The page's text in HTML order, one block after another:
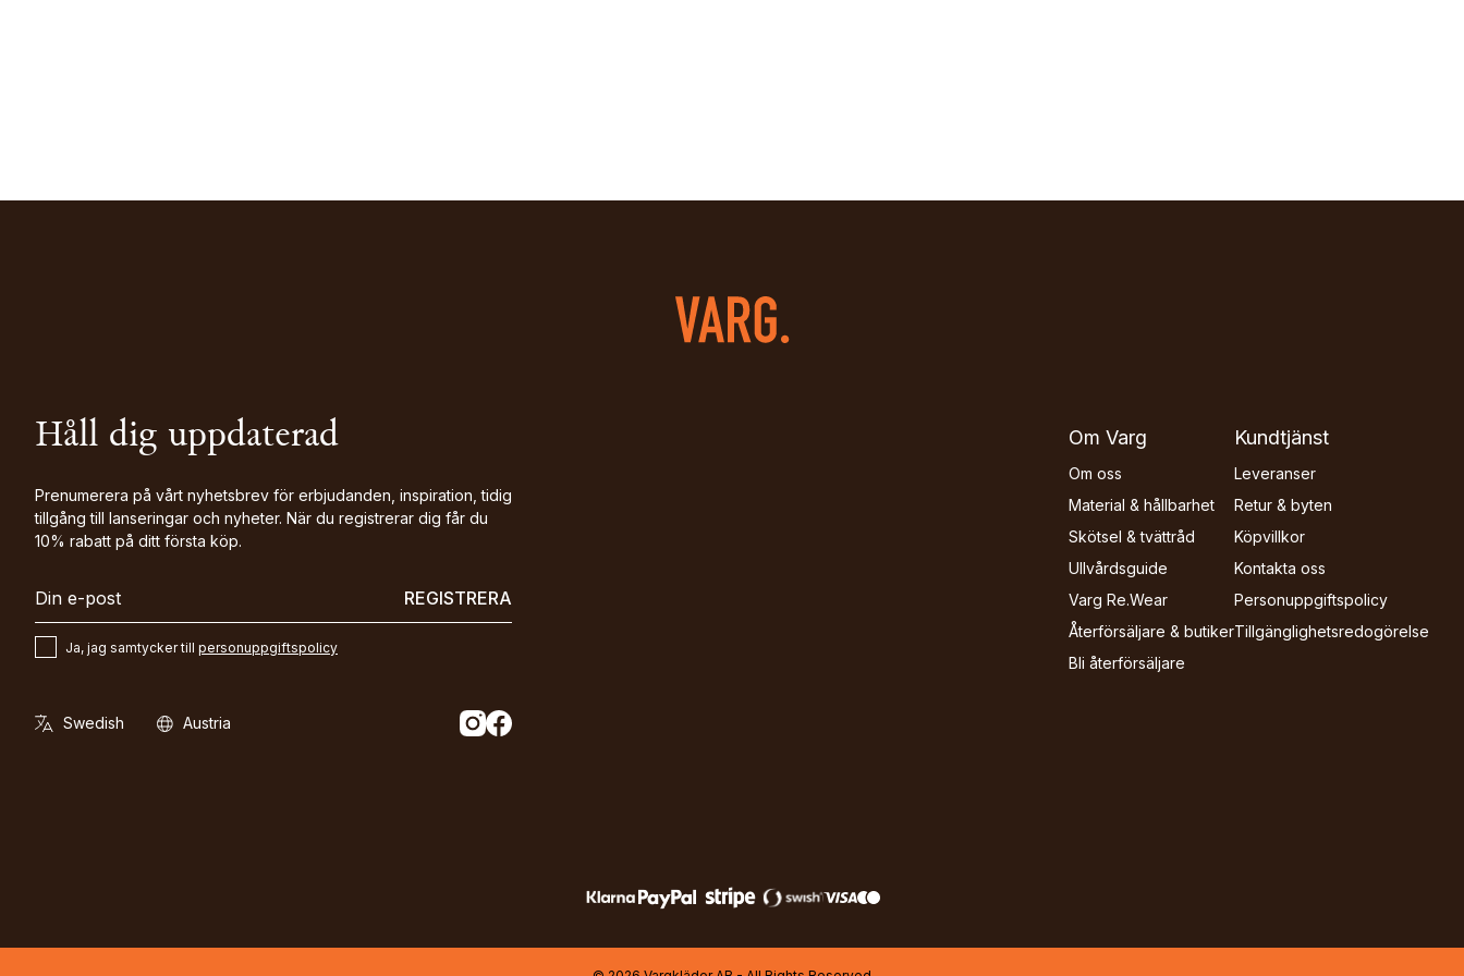
Håll dig uppdaterad
Prenumerera på vårt nyhetsbrev för erbjudanden, inspiration, tidig
tillgång till lanseringar och nyheter. När du registrerar dig får du
10% rabatt på ditt första köp.
REGISTRERA
Ja, jag samtycker till personuppgiftspolicy
Om Varg
Om oss
Material & hållbarhet
Skötsel & tvättråd
Ullvårdsguide
Varg Re.Wear
Återförsäljare & butiker
Bli återförsäljare
Kundtjänst
Leveranser
Retur & byten
Köpvillkor
Kontakta oss
Personuppgiftspolicy
Tillgänglighets­redogörelse